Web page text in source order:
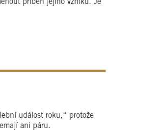
příběh jejího vzniku. Je
událost roku,“ protože
ani páru.